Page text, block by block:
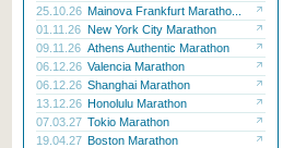
25.10.26 Mainova Frankfurt Maratho...
01.11.26 New York City Marathon
09.11.26 Athens Authentic Marathon
06.12.26 Valencia Marathon
06.12.26 Shanghai Marathon
13.12.26 Honolulu Marathon
07.03.27 Tokio Marathon
19.04.27 Boston Marathon